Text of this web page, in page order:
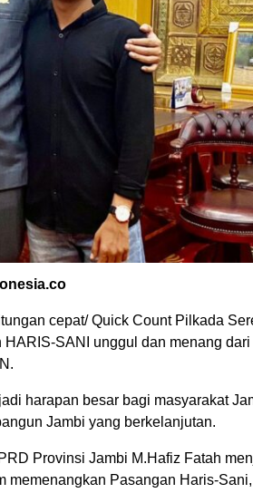
cepat/ Quick Count Pilkada
HARIS-SANI unggul dan menang
harapan besar bagi masyarakat
Jambi yang berkelanjutan.
Provinsi Jambi M.Hafiz Fatah
memenangkan Pasangan Haris-